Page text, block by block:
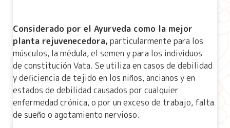
Considerado por el Ayurveda como la mejor
planta rejuvenecedora, particularmente para los
músculos, la médula, el semen y para los individuos
de constitución Vata. Se utiliza en casos de debilidad
y deficiencia de tejido en los niños, ancianos y en
estados de debilidad causados por cualquier
enfermedad crónica, o por un exceso de trabajo, falta
de sueño o agotamiento nervioso.